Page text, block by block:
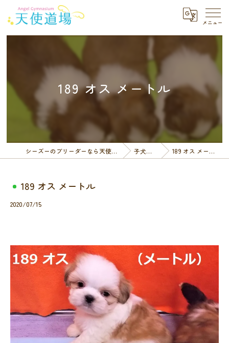
189 オス メートル
シーズーのブリーダーなら天使道場 子犬一覧 189 オス メートル
189 オス メートル
2020/07/15